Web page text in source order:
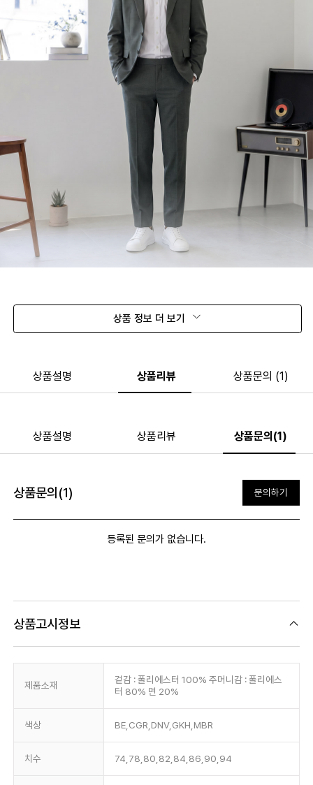
상품 정보 더 보기
상품설명 상품리뷰 상품문의 (1)
상품설명 상품리뷰 상품문의(1)
상품문의(1) 문의하기
등록된 문의가 없습니다.
상품고시정보
제품소재
겉감 : 폴리에스터 100% 주머니감 : 폴리에스
터 80% 면 20%
색상 BE,CGR,DNV,GKH,MBR
치수 74,78,80,82,84,86,90,94